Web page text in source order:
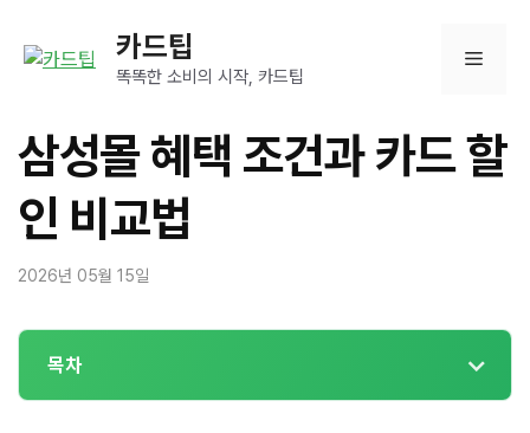
카드팁
똑똑한 소비의 시작, 카드팁
메
뉴
삼성몰 혜택 조건과 카드 할
인 비교법
2026년 05월 15일
목차